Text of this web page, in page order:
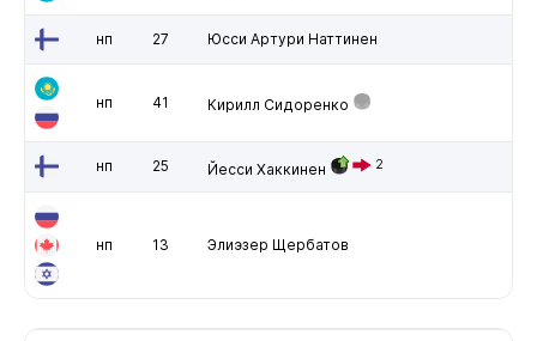
нп 27 Юсси Артури Наттинен
нп 41 Кирилл Сидоренко
нп 25 Йесси Хаккинен 2
нп 13 Элиэзер Щербатов